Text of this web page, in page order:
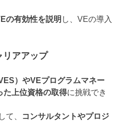
の有効性を説明 し、VEの導入
リアアップ
）やVEプログラムマネー
た上位資格の取得に挑戦でき
て、
コンサルタントやプロジ